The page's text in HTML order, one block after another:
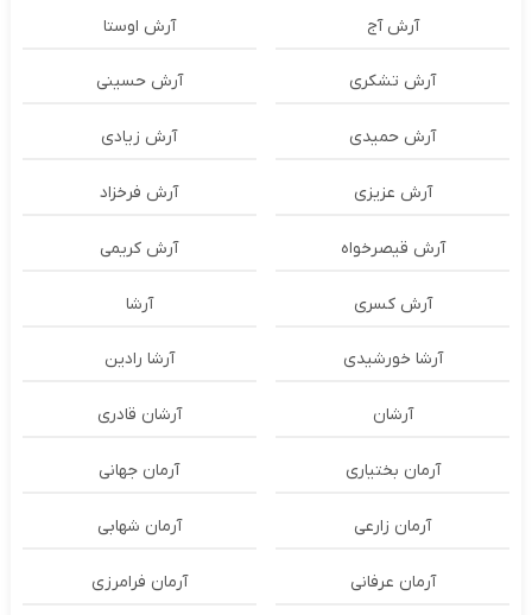
آرش آج آرش اوستا
آرش تشکری آرش حسینی
آرش حمیدی آرش زیادی
آرش عزیزی آرش فرخزاد
آرش قیصرخواه آرش کریمی
آرش کسری آرشا
آرشا خورشیدی آرشا رادین
آرشان آرشان قادری
آرمان بختیاری آرمان جهانی
آرمان زارعی آرمان شهابی
آرمان عرفانی آرمان فرامرزی